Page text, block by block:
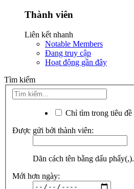
Thành viên
Liên kết nhanh
Notable Members
Đang truy cập
Hoạt động gần đây
Tìm kiếm
Chỉ tìm trong tiêu đề
Được gửi bởi thành viên:
Dãn cách tên bằng dấu phẩy(,).
Mới hơn ngày: